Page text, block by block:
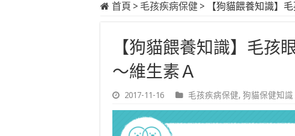
首頁 > 毛孩疾病保健 > 【狗貓餵養知識】
【狗貓餵養知識】毛孩
～維生素Ａ
2017-11-16 毛孩疾病保健, 狗貓保健知識